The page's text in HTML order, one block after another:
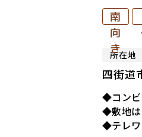
南
向
き
所在地
四街道
◆コンビ
◆敷地は
◆テレワ